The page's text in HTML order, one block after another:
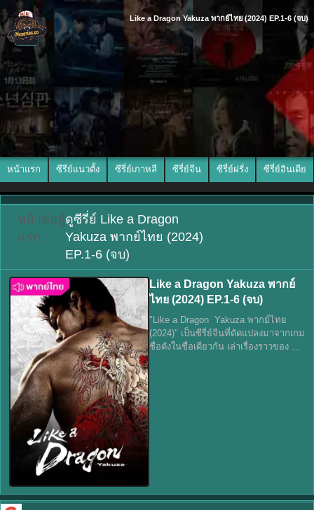
Like a Dragon Yakuza พากย์ไทย (2024) EP.1-6 (จบ)
หน้าแรก ซีรีย์แนวตั้ง ซีรี่ย์เกาหลี ซีรี่ย์จีน ซีรี่ย์ฝรั่ง ซีรี่ย์อินเดีย
หน้า
แรก
ต่อสู้ดูซีรี่ย์ Like a Dragon
Yakuza พากย์ไทย (2024)
EP.1-6 (จบ)
Like a Dragon Yakuza พากย์
ไทย (2024) EP.1-6 (จบ)
"Like a Dragon Yakuza พากย์ไทย
(2024)" เป็นซีรี่ย์จีนที่ดัดแปลงมาจากเกม
ชื่อดังในชื่อเดียวกัน เล่าเรื่องราวของ คิริ